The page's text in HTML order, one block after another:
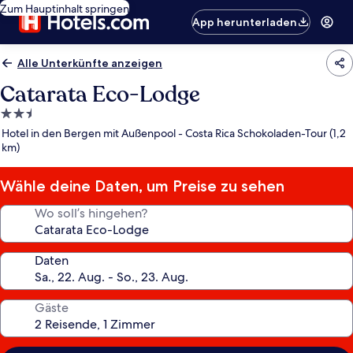
Zum Hauptinhalt springen
App herunterladen
Alle Unterkünfte anzeigen
Catarata Eco-Lodge
2.5-
Sterne-
Unterkunft
Hotel in den Bergen mit Außenpool - Costa Rica Schokoladen-Tour (1,2
km)
Wähle deine Daten, um Preise zu sehen
Wo soll’s hingehen?
Daten
Gäste